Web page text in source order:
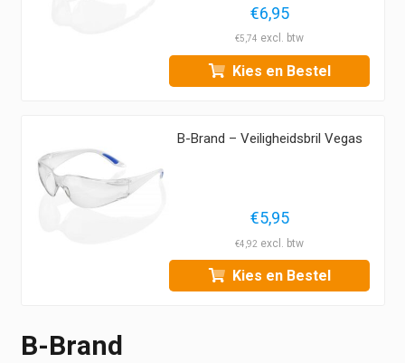
€6,95
€5,74
Kies en Bestel
B-Brand – Veiligheidsbril Vegas
€5,95
€4,92
Kies en Bestel
B-Brand